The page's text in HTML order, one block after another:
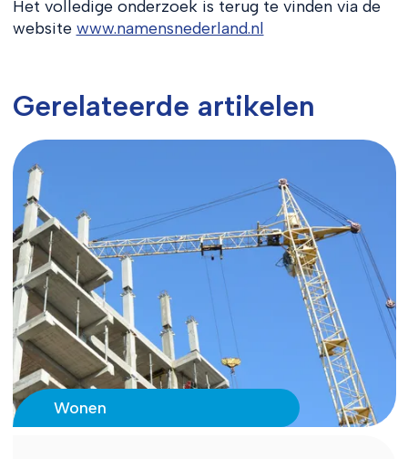
Het volledige onderzoek is terug te vinden via de
website www.namensnederland.nl
Gerelateerde artikelen
Wonen